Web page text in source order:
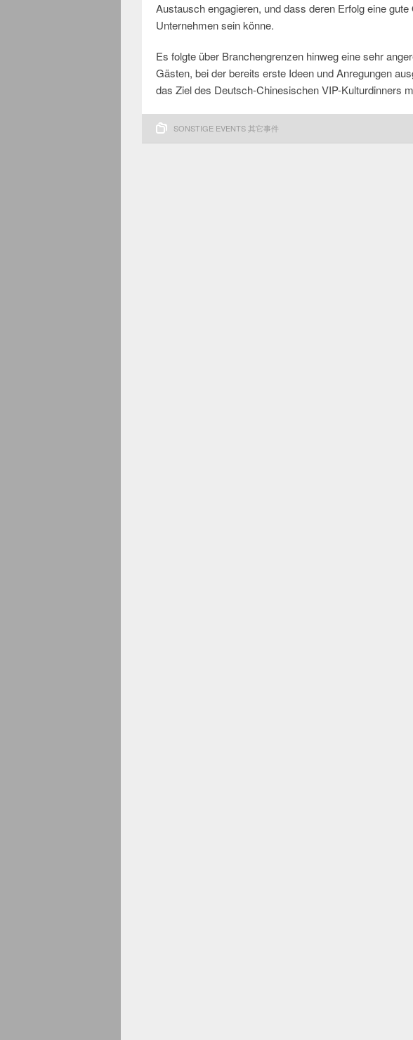
Austausch engagieren, und dass deren Erfolg eine
Unternehmen sein könne.
Es folgte über Branchengrenzen hinweg eine sehr
Gästen, bei der bereits erste Ideen und Anregungen
das Ziel des Deutsch-Chinesischen VIP-Kulturdinners
SONSTIGE EVENTS 其它事件